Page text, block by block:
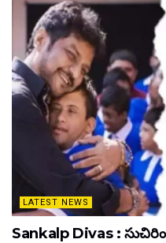
LATEST NEWS
Sankalp Divas :